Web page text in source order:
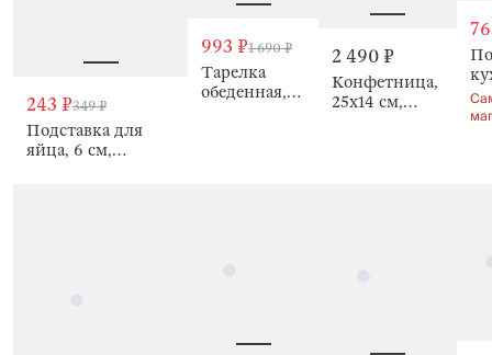
243 ₽349 ₽
Подставка для
яйца, 6 см,
993 ₽1 690 ₽
Тарелка
обеденная,
2 490 ₽
Конфетница,
25х14 см,